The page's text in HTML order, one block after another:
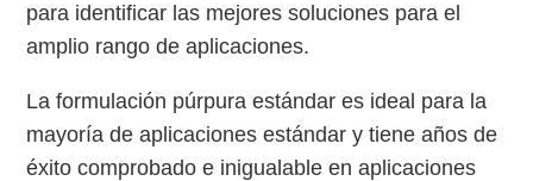
para identificar las mejores soluciones para el
amplio rango de aplicaciones.
La formulación púrpura estándar es ideal para la
mayoría de aplicaciones estándar y tiene años de
éxito comprobado e inigualable en aplicaciones